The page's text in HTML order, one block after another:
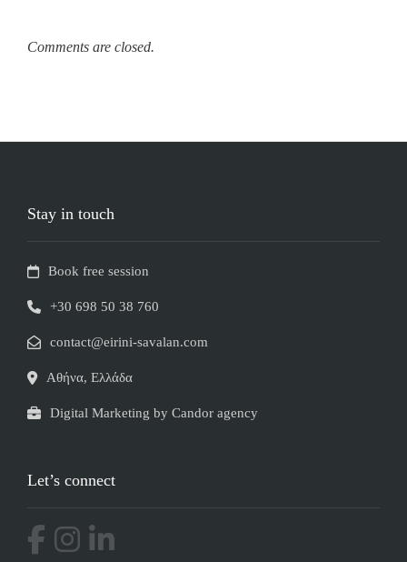
Comments are closed.
Stay in touch
Book free session
+30 698 50 38 760
contact@eirini-savalan.com
Αθήνα, Ελλάδα
Digital Marketing by Candor agency
Let’s connect